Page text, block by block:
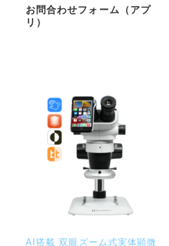
お問合わせフォーム（アプ
リ）
AI搭載 双眼ズーム式実体顕微